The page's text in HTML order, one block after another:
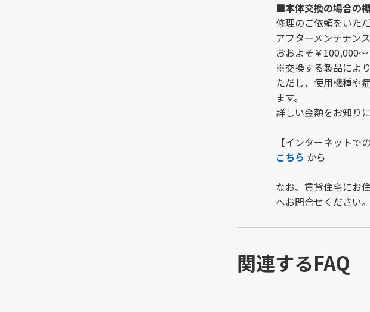
■本体交換の場合の
修理のご依頼をいた
アフターメンテナン
おおよそ￥100,000
※交換する製品によ
ただし、使用機種や
ます。
詳しい金額をお知り
【インターネットで
こちら から
なお、賃貸住宅にお
へお問合せください。
関連するFAQ